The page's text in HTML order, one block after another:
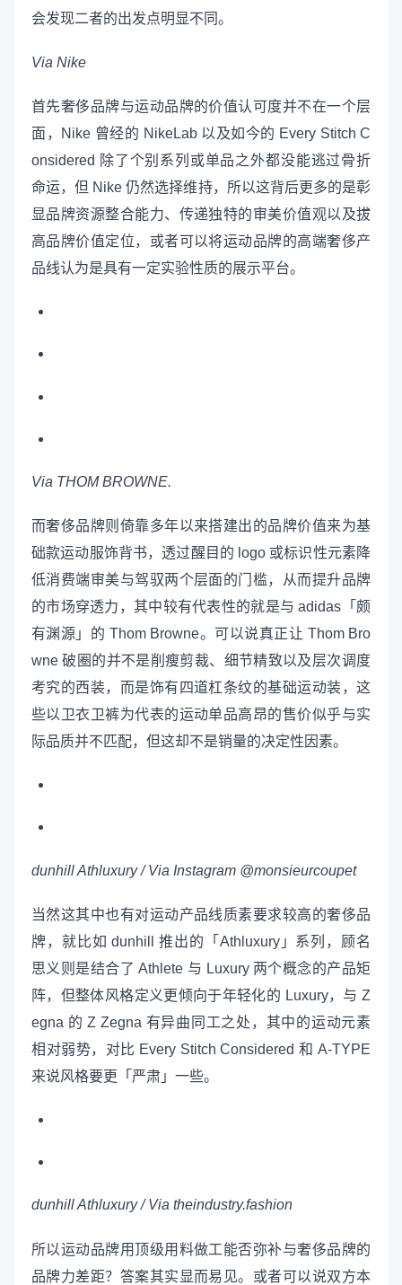
会发现二者的出发点明显不同。
Via Nike
首先奢侈品牌与运动品牌的价值认可度并不在一个层
面，Nike 曾经的 NikeLab 以及如今的 Every Stitch C
onsidered 除了个别系列或单品之外都没能逃过骨折
命运，但 Nike 仍然选择维持，所以这背后更多的是彰
显品牌资源整合能力、传递独特的审美价值观以及拔
高品牌价值定位，或者可以将运动品牌的高端奢侈产
品线认为是具有一定实验性质的展示平台。
Via THOM BROWNE.
而奢侈品牌则倚靠多年以来搭建出的品牌价值来为基
础款运动服饰背书，透过醒目的 logo 或标识性元素降
低消费端审美与驾驭两个层面的门槛，从而提升品牌
的市场穿透力，其中较有代表性的就是与 adidas「颇
有渊源」的 Thom Browne。可以说真正让 Thom Bro
wne 破圈的并不是削瘦剪裁、细节精致以及层次调度
考究的西装，而是饰有四道杠条纹的基础运动装，这
些以卫衣卫裤为代表的运动单品高昂的售价似乎与实
际品质并不匹配，但这却不是销量的决定性因素。
dunhill Athluxury / Via Instagram @monsieurcoupet
当然这其中也有对运动产品线质素要求较高的奢侈品
牌，就比如 dunhill 推出的「Athluxury」系列，顾名
思义则是结合了 Athlete 与 Luxury 两个概念的产品矩
阵，但整体风格定义更倾向于年轻化的 Luxury，与 Z
egna 的 Z Zegna 有异曲同工之处，其中的运动元素
相对弱势，对比 Every Stitch Considered 和 A-TYPE
来说风格要更「严肃」一些。
dunhill Athluxury / Via theindustry.fashion
所以运动品牌用顶级用料做工能否弥补与奢侈品牌的
品牌力差距？答案其实显而易见。或者可以说双方本